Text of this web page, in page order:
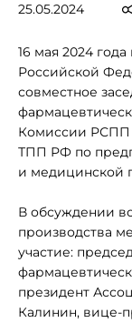
25.05.2024
16 мая 2024
Российской
совместное
Комиссии РСПП
ТПП РФ по
и медицинской
В обсуждении
производства
участие:
президент
Калинин, вице-